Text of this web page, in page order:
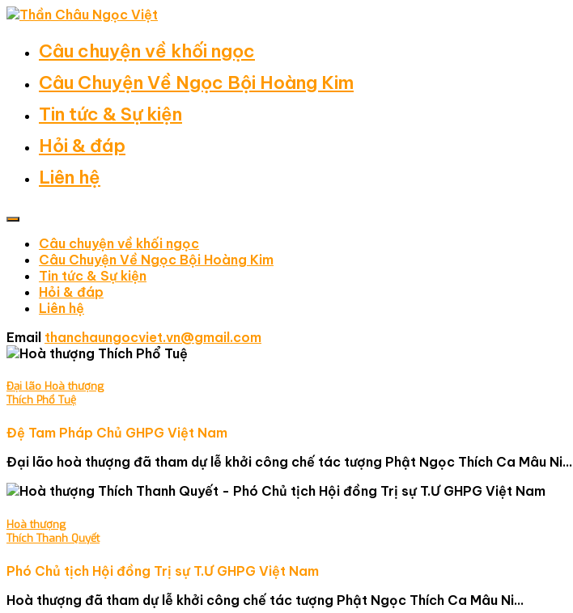
Câu chuyện về khối ngọc
Câu Chuyện Về Ngọc Bội Hoàng Kim
Tin tức & Sự kiện
Hỏi & đáp
Liên hệ
Câu chuyện về khối ngọc
Câu Chuyện Về Ngọc Bội Hoàng Kim
Tin tức & Sự kiện
Hỏi & đáp
Liên hệ
Email thanchaungocviet.vn@gmail.com
Đại lão Hoà thượng
Thích Phổ Tuệ
Đệ Tam Pháp Chủ GHPG Việt Nam
Đại lão hoà thượng đã tham dự lễ khởi công chế tác tượng Phật Ngọc Thích Ca Mâu Ni...
Hoà thượng
Thích Thanh Quyết
Phó Chủ tịch Hội đồng Trị sự T.Ư GHPG Việt Nam
Hoà thượng đã tham dự lễ khởi công chế tác tượng Phật Ngọc Thích Ca Mâu Ni...